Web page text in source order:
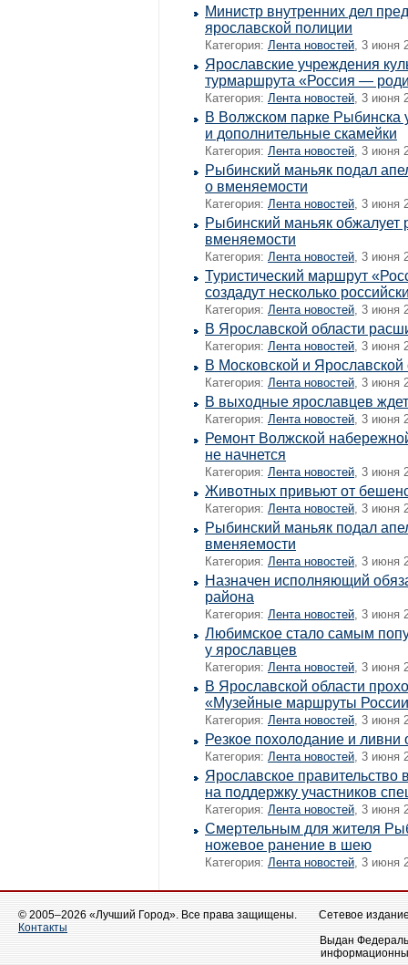
Министр внутренних дел
ярославской полиции
Категория: Лента новостей, 3 июня
Ярославские учреждения
турмаршрута «Россия —
Категория: Лента новостей, 3 июня
В Волжском парке Рыбинска
и дополнительные скамейки
Категория: Лента новостей, 3 июня
Рыбинский маньяк подал
о вменяемости
Категория: Лента новостей, 3 июня
Рыбинский маньяк обжалует
вменяемости
Категория: Лента новостей, 3 июня
Туристический маршрут
создадут несколько
Категория: Лента новостей, 3 июня
В Ярославской области
Категория: Лента новостей, 3 июня
В Московской и
Категория: Лента новостей, 3 июня
В выходные ярославцев
Категория: Лента новостей, 3 июня
Ремонт Волжской
не начнется
Категория: Лента новостей, 3 июня
Животных привьют от
Категория: Лента новостей, 3 июня
Рыбинский маньяк подал
вменяемости
Категория: Лента новостей, 3 июня
Назначен исполняющий
района
Категория: Лента новостей, 3 июня
Любимское стало самым
у ярославцев
Категория: Лента новостей, 3 июня
В Ярославской области
«Музейные маршруты
Категория: Лента новостей, 3 июня
Резкое похолодание и
Категория: Лента новостей, 3 июня
Ярославское
на поддержку участников
Категория: Лента новостей, 3 июня
Смертельным для жителя
ножевое ранение в шею
Категория: Лента новостей, 3 июня
© 2005–2026 «Лучший Город». Все права защищены.
Контакты
Сетевое
Выдан